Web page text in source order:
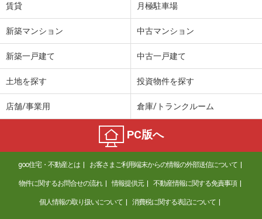
賃貸 月極駐車場
新築マンション 中古マンション
新築一戸建て 中古一戸建て
土地を探す 投資物件を探す
店舗/事業用 倉庫/トランクルーム
PC版へ
goo住宅・不動産とは お客さまご利用端末からの情報の外部送信について
物件に関するお問合せの流れ 情報提供元 不動産情報に関する免責事項
個人情報の取り扱いについて 消費税に関する表記について